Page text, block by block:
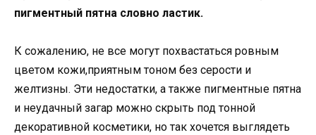
пигментный пятна словно ластик.
К сожалению, не все могут похвастаться ровным
цветом кожи,приятным тоном без серости и
желтизны. Эти недостатки, а также пигментные пятна
и неудачный загар можно скрыть под тонной
декоративной косметики, но так хочется выглядеть